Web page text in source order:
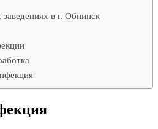
в г. Обнинск